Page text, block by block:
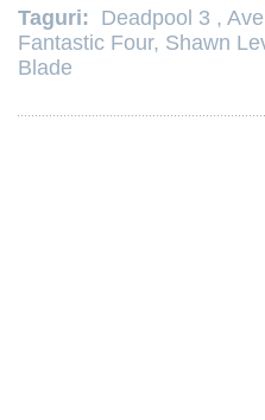
Taguri: Deadpool 3 ,
Fantastic Four, Shawn
Blade